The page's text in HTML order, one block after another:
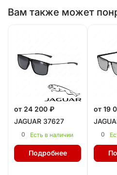
Вам также может
от 24 200 ₽
JAGUAR 37627
0 Есть в наличии
Подробнее
от 19
0